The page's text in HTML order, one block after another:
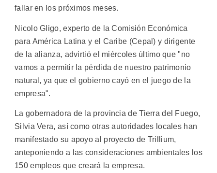
fallar en los próximos meses.
Nicolo Gligo, experto de la Comisión Económica
para América Latina y el Caribe (Cepal) y dirigente
de la alianza, advirtió el miércoles último que "no
vamos a permitir la pérdida de nuestro patrimonio
natural, ya que el gobierno cayó en el juego de la
empresa".
La gobernadora de la provincia de Tierra del Fuego,
Silvia Vera, así como otras autoridades locales han
manifestado su apoyo al proyecto de Trillium,
anteponiendo a las consideraciones ambientales los
150 empleos que creará la empresa.